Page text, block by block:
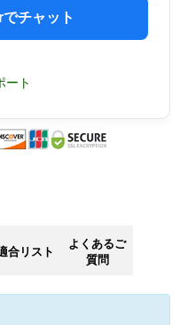
チャット
ート
合リスト
よくあるご
質問